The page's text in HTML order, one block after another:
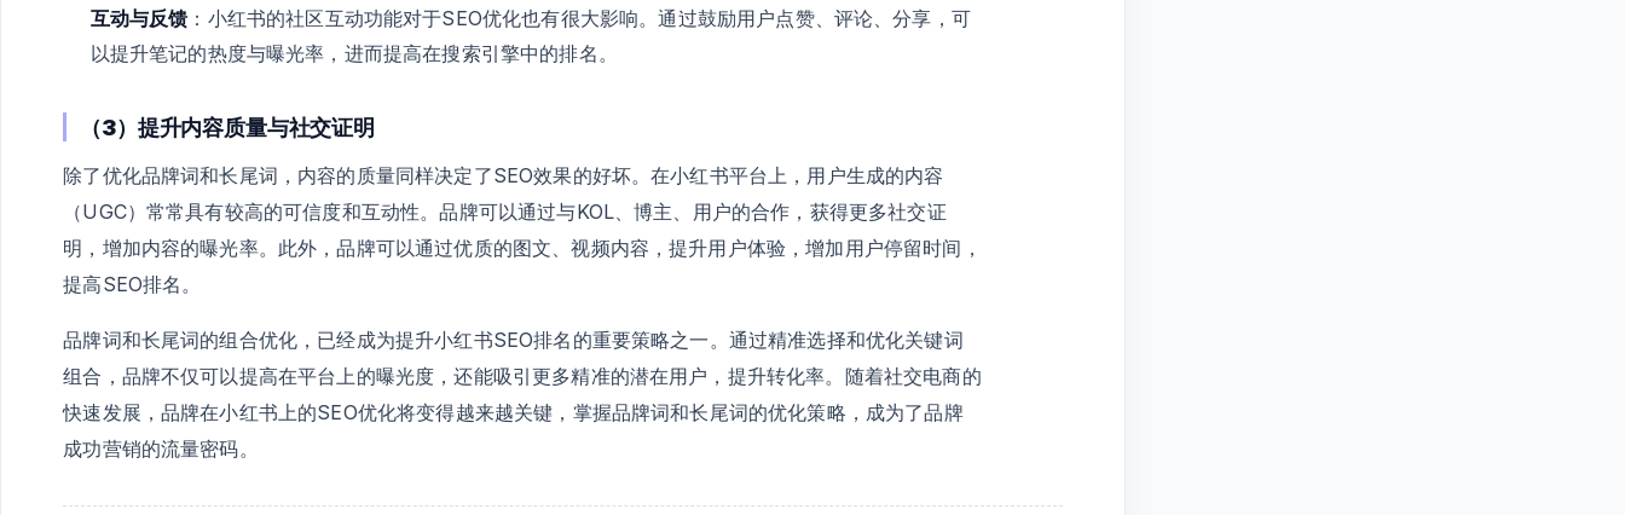
互动与反馈 ：小红书的社区互动功能对于SEO优化也有很大影响。通过鼓励用户点赞、评论、分享，可
以提升笔记的热度与曝光率，进而提高在搜索引擎中的排名。
（3）提升内容质量与社交证明
除了优化品牌词和长尾词，内容的质量同样决定了SEO效果的好坏。在小红书平台上，用户生成的内容
（UGC）常常具有较高的可信度和互动性。品牌可以通过与KOL、博主、用户的合作，获得更多社交证
明，增加内容的曝光率。此外，品牌可以通过优质的图文、视频内容，提升用户体验，增加用户停留时间，
提高SEO排名。
品牌词和长尾词的组合优化，已经成为提升小红书SEO排名的重要策略之一。通过精准选择和优化关键词
组合，品牌不仅可以提高在平台上的曝光度，还能吸引更多精准的潜在用户，提升转化率。随着社交电商的
快速发展，品牌在小红书上的SEO优化将变得越来越关键，掌握品牌词和长尾词的优化策略，成为了品牌
成功营销的流量密码。